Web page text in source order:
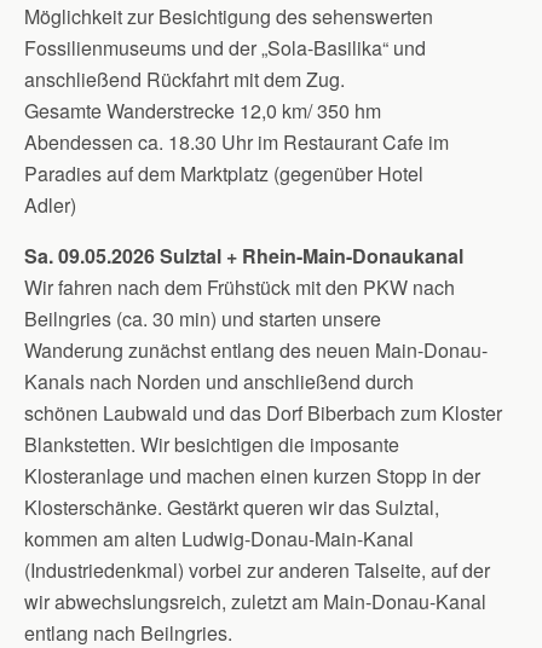
Möglichkeit zur Besichtigung des sehenswerten
Fossilienmuseums und der „Sola-Basilika“ und
anschließend Rückfahrt mit dem Zug.
Gesamte Wanderstrecke 12,0 km/ 350 hm
Abendessen ca. 18.30 Uhr im Restaurant Cafe im
Paradies auf dem Marktplatz (gegenüber Hotel
Adler)
Sa. 09.05.2026 Sulztal + Rhein-Main-Donaukanal
Wir fahren nach dem Frühstück mit den PKW nach
Beilngries (ca. 30 min) und starten unsere
Wanderung zunächst entlang des neuen Main-Donau-
Kanals nach Norden und anschließend durch
schönen Laubwald und das Dorf Biberbach zum Kloster
Blankstetten. Wir besichtigen die imposante
Klosteranlage und machen einen kurzen Stopp in der
Klosterschänke. Gestärkt queren wir das Sulztal,
kommen am alten Ludwig-Donau-Main-Kanal
(Industriedenkmal) vorbei zur anderen Talseite, auf der
wir abwechslungsreich, zuletzt am Main-Donau-Kanal
entlang nach Beilngries.